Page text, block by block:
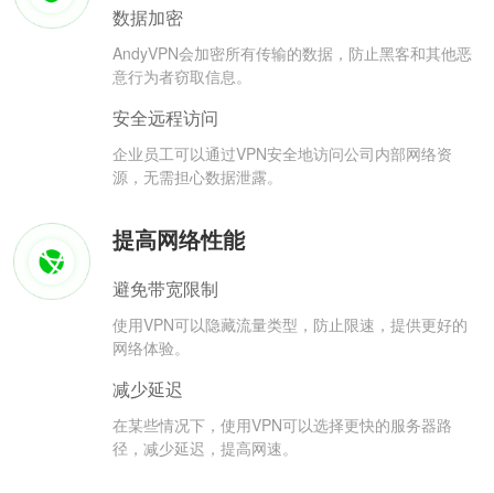
数据加密
AndyVPN会加密所有传输的数据，防止黑客和其他恶
意行为者窃取信息。
安全远程访问
企业员工可以通过VPN安全地访问公司内部网络资
源，无需担心数据泄露。
提高网络性能
避免带宽限制
使用VPN可以隐藏流量类型，防止限速，提供更好的
网络体验。
减少延迟
在某些情况下，使用VPN可以选择更快的服务器路
径，减少延迟，提高网速。